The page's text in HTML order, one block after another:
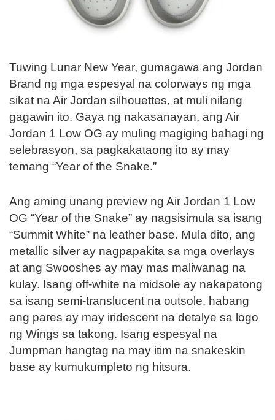
Tuwing Lunar New Year, gumagawa ang Jordan
Brand ng mga espesyal na colorways ng mga
sikat na Air Jordan silhouettes, at muli nilang
gagawin ito. Gaya ng nakasanayan, ang Air
Jordan 1 Low OG ay muling magiging bahagi ng
selebrasyon, sa pagkakataong ito ay may
temang “Year of the Snake.”
Ang aming unang preview ng Air Jordan 1 Low
OG “Year of the Snake” ay nagsisimula sa isang
“Summit White” na leather base. Mula dito, ang
metallic silver ay nagpapakita sa mga overlays
at ang Swooshes ay may mas maliwanag na
kulay. Isang off-white na midsole ay nakapatong
sa isang semi-translucent na outsole, habang
ang pares ay may iridescent na detalye sa logo
ng Wings sa takong. Isang espesyal na
Jumpman hangtag na may itim na snakeskin
base ay kumukumpleto ng hitsura.